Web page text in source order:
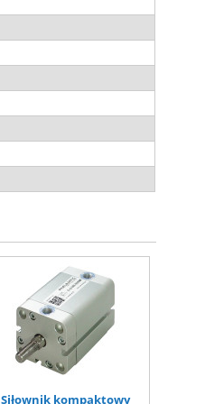
Siłownik kompaktowy